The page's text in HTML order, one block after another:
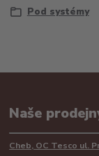
Pod systémy
Naše
Cheb, OC Tesco ul.